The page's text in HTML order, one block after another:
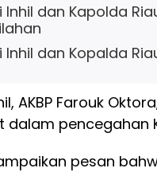
Inhil dan Kapolda
Inhil dan Kopalda
AKBP Farouk
dalam pencegahan
pesan